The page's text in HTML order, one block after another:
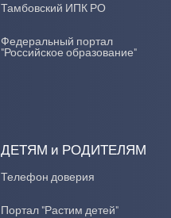
Тамбовский ИПК РО
Федеральный портал
"Российское образование"
ДЕТЯМ и РОДИТЕЛЯМ
Телефон доверия
Портал "Растим детей"